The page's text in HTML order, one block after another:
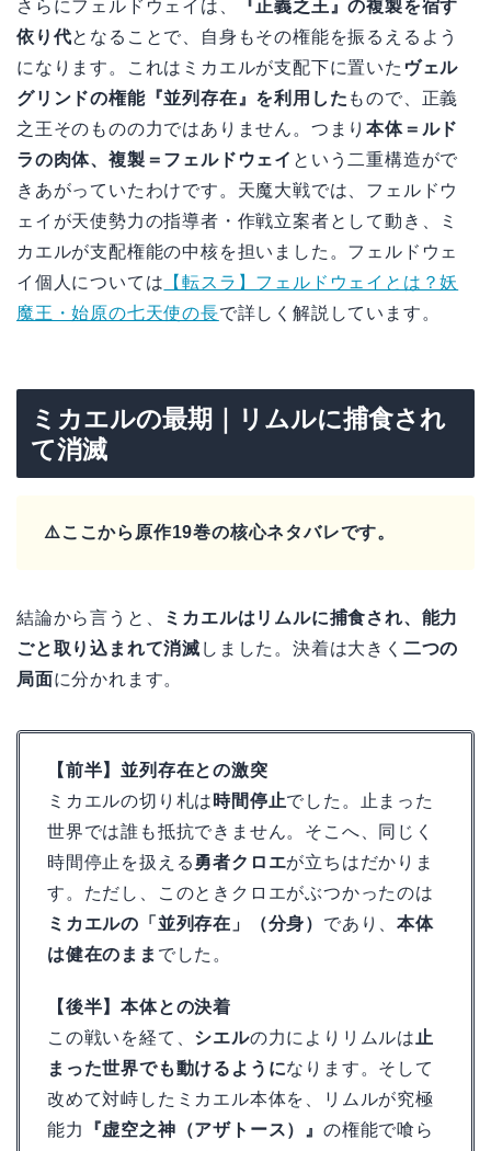
さらにフェルドウェイは、
『正義之王』の複製を宿す
依り代となることで、自身もその権能を振るえるよう
になります。これはミカエルが支配下に置いた ヴェル
グリンドの権能『並列存在』を利用した もので、正義
之王そのものの力ではありません。つまり本体＝ルド
ラの肉体、複製＝フェルドウェイ という二重構造がで
きあがっていたわけです。天魔大戦では、フェルドウ
ェイが天使勢力の指導者・作戦立案者として動き、ミ
カエルが支配権能の中核を担いました。フェルドウェ
イ個人については 【転スラ】フェルドウェイとは？妖
魔王・始原の七天使の長で詳しく解説しています。
ミカエルの最期｜リムルに捕食され
て消滅
⚠️ここから原作19巻の核心ネタバレです。
結論から言うと、
ミカエルはリムルに捕食され、能力
ごと取り込まれて消滅 しました。決着は大きく 二つの
局面に分かれます。
【前半】並列存在との激突
ミカエルの切り札は 時間停止でした。止まった
世界では誰も抵抗できません。そこへ、同じく
時間停止を扱える 勇者クロエが立ちはだかりま
す。ただし、このときクロエがぶつかったのは
ミカエルの「並列存在」（分身） であり、本体
は健在のまま でした。
【後半】本体との決着
この戦いを経て、 シエルの力によりリムルは 止
まった世界でも動けるようになります。そして
改めて対峙したミカエル本体を、リムルが究極
能力
『虚空之神（アザトース）』の権能で喰ら